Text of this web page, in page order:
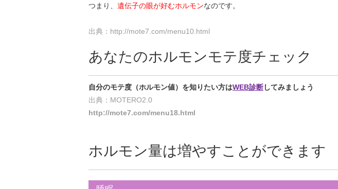
つまり、 遺伝子の眼が好むホルモンなのです。
出典：http://mote7.com/menu10.html
あなたのホルモンモテ度チェック
自分のモテ度（ホルモン値）を知りたい方はWEB診断してみましょう
出典：MOTERO2.0
http://mote7.com/menu18.html
ホルモン量は増やすことができます